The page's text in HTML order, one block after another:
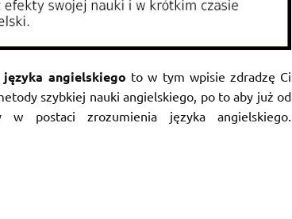
angielskiego to w tym wpisie zdradzę Ci
szybkiej nauki angielskiego, po to aby już od
w postaci zrozumienia języka angielskiego.